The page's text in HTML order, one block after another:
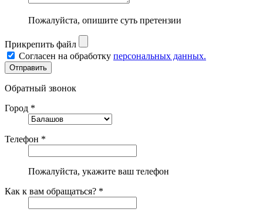
Пожалуйста, опишите суть претензии
Прикрепить файл
Согласен на обработку персональных данных.
Обратный звонок
Город *
Телефон *
Пожалуйста, укажите ваш телефон
Как к вам обращаться? *